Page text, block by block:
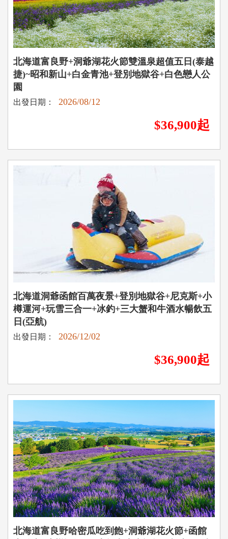
北海道富良野+洞爺湖花火節雙溫泉超值五日(泰越
捷)~昭和新山+白金青池+登別地獄谷+白色戀人公
園
出發日期： 2026/08/12
$36,900起
北海道洞爺函館百萬夜景+登別地獄谷+尼克斯+小
樽運河+玩雪三合一+冰釣+三大蟹和牛酒水暢飲五
日(亞航)
出發日期： 2026/12/02
$36,900起
北海道富良野哈密瓜吃到飽+洞爺湖花火節+函館